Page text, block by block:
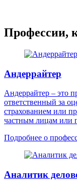
Профессии,
Андеррайтер
Андеррайтер – это
ответственный за
страхованием или
частным лицам или
Подробнее о
Аналитик